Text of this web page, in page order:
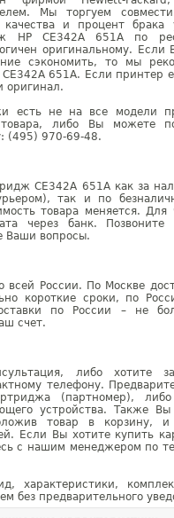
Мы торгуем
качества и процент
HP CE342A 651A по
оригинальному.
сэкономить, то мы
651A. Если принтер
оригинал.
есть не на все модели
либо Вы можете
(495) 970-69-48.
CE342A 651A как за
так и по
товара меняется.
через банк.
Ваши вопросы.
всей России. По Москве
короткие сроки, по
по России – не
счет.
либо хотите
телефону.
(партномер),
устройства. Также
товар в корзину,
Если Вы хотите купить
с нашим менеджером по
характеристики,
без предварительного